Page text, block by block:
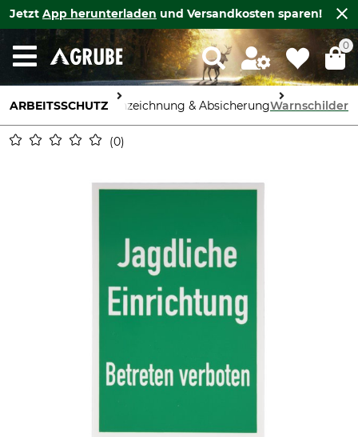
Jetzt App herunterladen und Versandkosten sparen!
0
ARBEITSSCHUTZKennzeichnung & AbsicherungWarnschilder
0